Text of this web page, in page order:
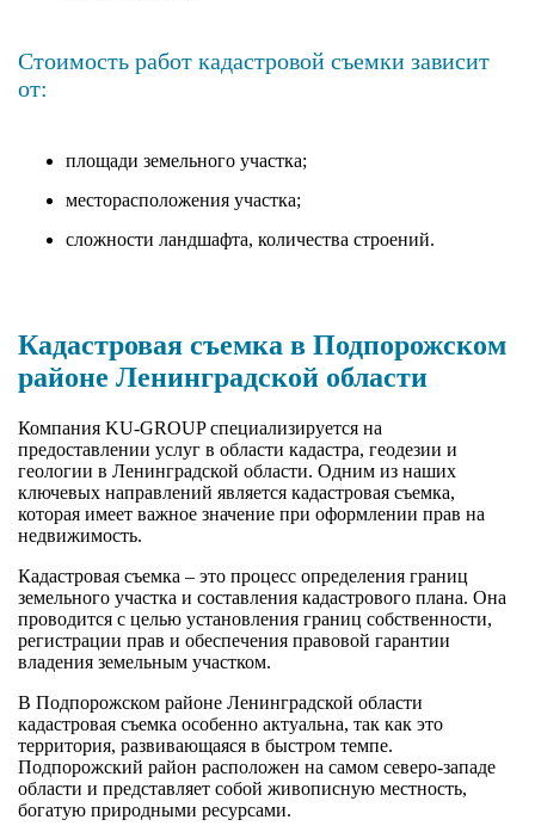
Стоимость работ кадастровой съемки зависит
от:
площади земельного участка;
месторасположения участка;
сложности ландшафта, количества строений.
Кадастровая съемка в Подпорожском
районе Ленинградской области
Компания KU-GROUP специализируется на
предоставлении услуг в области кадастра, геодезии и
геологии в Ленинградской области. Одним из наших
ключевых направлений является кадастровая съемка,
которая имеет важное значение при оформлении прав на
недвижимость.
Кадастровая съемка – это процесс определения границ
земельного участка и составления кадастрового плана. Она
проводится с целью установления границ собственности,
регистрации прав и обеспечения правовой гарантии
владения земельным участком.
В Подпорожском районе Ленинградской области
кадастровая съемка особенно актуальна, так как это
территория, развивающаяся в быстром темпе.
Подпорожский район расположен на самом северо-западе
области и представляет собой живописную местность,
богатую природными ресурсами.